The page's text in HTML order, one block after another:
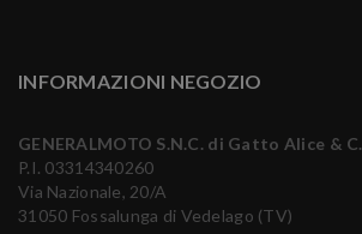
INFORMAZIONI NEGOZIO
GENERALMOTO S.N.C. di Gatto Alice & C.
P.I. 03314340260
Via Nazionale, 20/A
31050 Fossalunga di Vedelago (TV)